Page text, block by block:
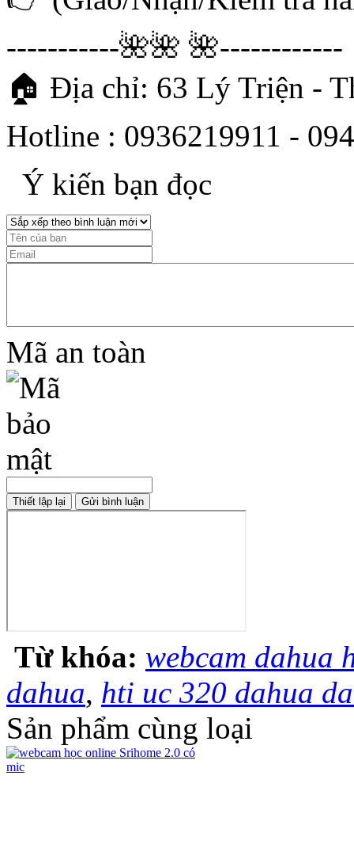
-----------🌺🌺 🌺------------
🏠 Địa chỉ: 63 Lý Triện -
Hotline : 0936219911 -
Ý kiến bạn đọc
Mã an toàn
Từ khóa: webcam dahua
dahua, hti uc 320 dahua
Sản phẩm cùng loại